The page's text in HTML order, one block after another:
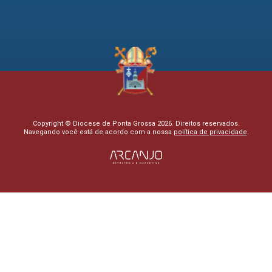
Copyright © Diocese de Ponta Grossa 2026. Direitos reservados.
Navegando você está de acordo com a nossa política de privacidade